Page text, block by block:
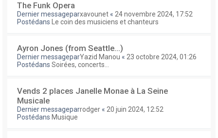
The Funk Opera
Dernier messageparxavounet « 24 novembre 2024, 17:52
Postédans
Le coin des musiciens et chanteurs
Ayron Jones (from Seattle...)
Dernier messageparYazid Manou « 23 octobre 2024, 01:26
Postédans Soirées, concerts...
Vends 2 places Janelle Monae à La Seine
Musicale
Dernier messageparrodger « 20 juin 2024, 12:52
Postédans Musique